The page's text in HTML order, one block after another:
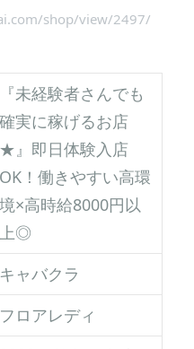
shop/view/2497/
『未経験者さんでも
確実に稼げるお店
★』即日体験入店
OK！働きやすい高環
境×高時給8000円以
上◎
キャバクラ
フロアレディ